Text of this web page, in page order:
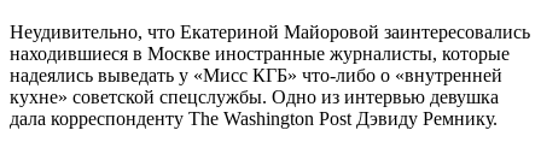
Неудивительно, что Екатериной Майоровой заинтересовались
находившиеся в Москве иностранные журналисты, которые
надеялись выведать у «Мисс КГБ» что-либо о «внутренней
кухне» советской спецслужбы. Одно из интервью девушка
дала корреспонденту The Washington Post Дэвиду Ремнику.